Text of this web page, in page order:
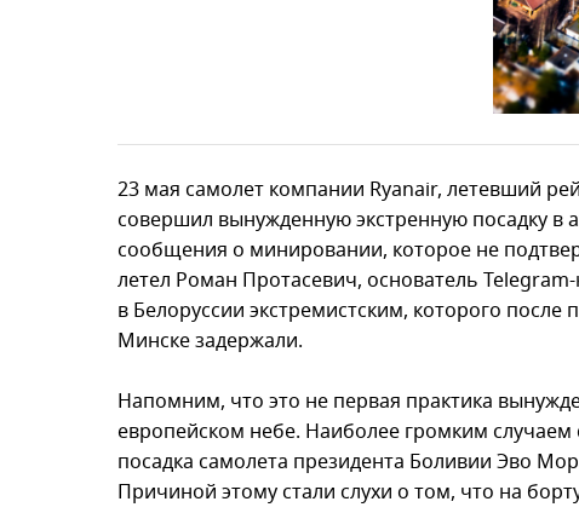
23 мая самолет компании Ryanair, летевший
совершил вынужденную экстренную посадку в
сообщения о минировании, которое не
летел Роман Протасевич, основатель
в Белоруссии экстремистским, которого после
Минске задержали.
Напомним, что это не первая практика
европейском небе. Наиболее громким случаем
посадка самолета президента Боливии Эво
Причиной этому стали слухи о том, что на